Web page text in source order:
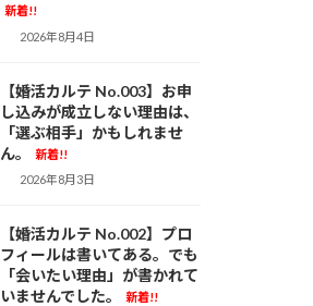
新着!!
2026年8月4日
【婚活カルテ No.003】お申
し込みが成立しない理由は、
「選ぶ相手」かもしれませ
ん。
新着!!
2026年8月3日
【婚活カルテ No.002】プロ
フィールは書いてある。でも
「会いたい理由」が書かれて
いませんでした。
新着!!